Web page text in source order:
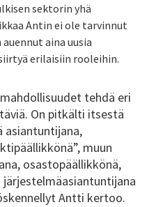
sektorin yhä
Antin ei ole tarvinnut
aina uusia
erilaisiin rooleihin.
tehdä eri
On pitkälti itsestä
asiantuntijana,
muun
osastopäällikkönä,
Antti kertoo.